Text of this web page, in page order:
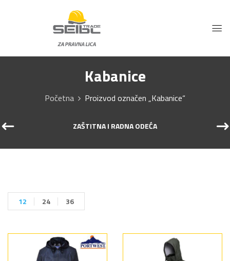
Kabanice
Početna Proizvod označen „Kabanice“
ZAŠTITNA I RADNA ODEĆA
12 24 36